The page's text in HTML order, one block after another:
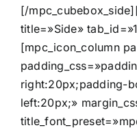
[/
title=»Side»
[mpc_icon_column
right:20px;padding-
left:20px;»